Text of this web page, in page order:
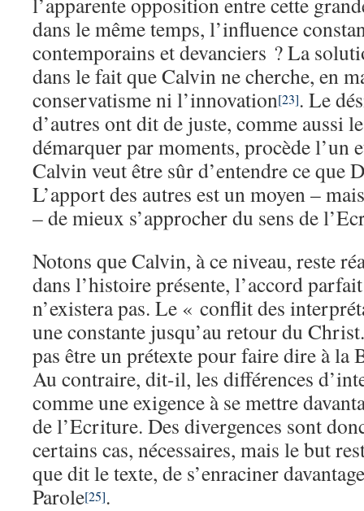
dans le même temps, l’influence
contemporains et devanciers ? La
dans le fait que Calvin ne cherche, en
conservatisme ni l’innovation[23]. Le
d’autres ont dit de juste, comme aussi
démarquer par moments, procède l’un
Calvin veut être sûr d’entendre ce que
L’apport des autres est un moyen –
– de mieux s’approcher du sens de
Notons que Calvin, à ce niveau, reste
dans l’histoire présente, l’accord
n’existera pas. Le « conflit des
une constante jusqu’au retour du
pas être un prétexte pour faire dire à la
Au contraire, dit-il, les différences
comme une exigence à se mettre
de l’Ecriture. Des divergences sont
certains cas, nécessaires, mais le but
que dit le texte, de s’enraciner
Parole[25].